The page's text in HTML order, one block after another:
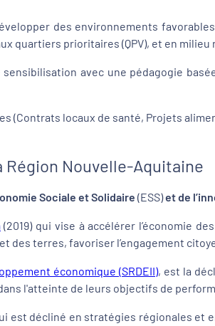
des environnements
quartiers prioritaires (QPV), et en milieu
avec une pédagogie
(Contrats locaux de santé, Projets
Nouvelle-Aquitaine
Sociale et Solidaire (ESS)et de
(2019) qui vise à accélérer l’économie
des terres, favoriser l’engagement
économique (SRDEII), est la
l'atteinte de leurs objectifs de
est décliné en stratégies régionales et